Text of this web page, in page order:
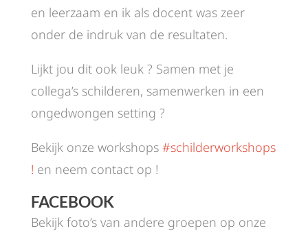
en leerzaam en ik als docent was zeer
onder de indruk van de resultaten.
Lijkt jou dit ook leuk ? Samen met je
collega’s schilderen, samenwerken in een
ongedwongen setting ?
Bekijk onze workshops #schilderworkshops
! en neem contact op !
FACEBOOK
Bekijk foto’s van andere groepen op onze